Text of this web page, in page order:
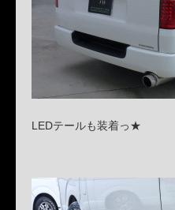
LEDテールも装着っ★